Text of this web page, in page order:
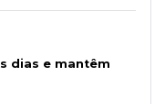
dias e mantêm